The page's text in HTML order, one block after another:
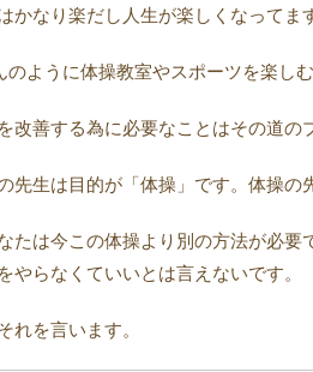
かなり楽だし人生が楽しくなってま
のように体操教室やスポーツを楽しむ
改善する為に必要なことはその道の
先生は目的が「体操」です。体操の
なたは今この体操より別の方法が必
やらなくていいとは言えないです。
れを言います。